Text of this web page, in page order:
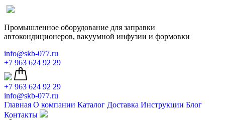
Промышленное оборудование для заправки
автокондиционеров, вакуумной инфузии и формовки
info@skb-077.ru
+7 963 624 92 29
+7 963 624 92 29
info@skb-077.ru
Главная О компании Каталог Доставка Инструкции Блог
Контакты